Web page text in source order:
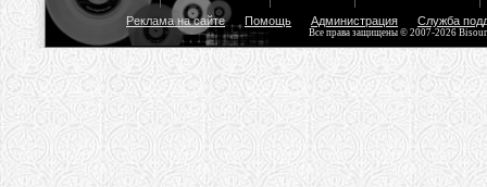
Реклама на сайте Помощь Администрация Служба
Все права защищены © 2007-2026